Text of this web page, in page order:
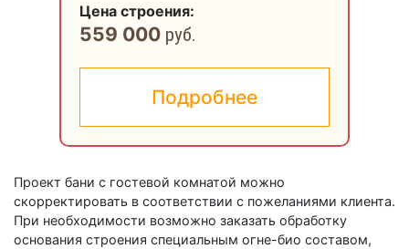
Цена строения:
559 000 руб.
Подробнее
Проект бани с гостевой комнатой можно
скорректировать в соответствии с пожеланиями клиента.
При необходимости возможно заказать обработку
основания строения специальным огне-био составом,